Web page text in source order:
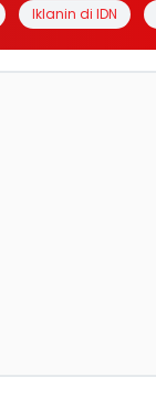
Iklanin di IDN